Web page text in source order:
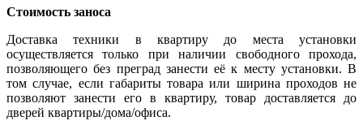
Стоимость заноса
Доставка техники в квартиру до места установки
осуществляется только при наличии свободного прохода,
позволяющего без преград занести её к месту установки. В
том случае, если габариты товара или ширина проходов не
позволяют занести его в квартиру, товар доставляется до
дверей квартиры/дома/офиса.